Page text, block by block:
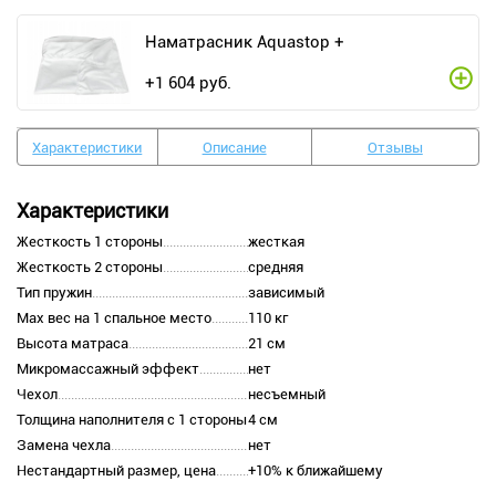
Наматрасник Aquastop +
+1 604 руб.
Характеристики Описание Отзывы
Характеристики
Жесткость 1 стороны
жесткая
Жесткость 2 стороны
средняя
Тип пружин
зависимый
Max вес на 1 спальное место
110 кг
Высота матраса
21 см
Микромассажный эффект
нет
Чехол
несъемный
Толщина наполнителя с 1 стороны4 см
Замена чехла
нет
Нестандартный размер, цена
+10% к ближайшему